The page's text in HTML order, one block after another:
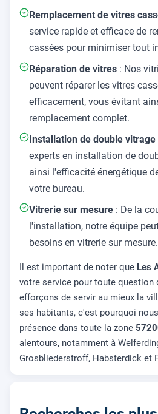
Remplacement de vitres
service rapide et efficace de
cassées pour minimiser tout
Réparation de vitres : Nos
peuvent réparer les vitres
efficacement, vous évitant
remplacement complet.
Installation de double vitrage
experts en installation de
ainsi l'efficacité énergétique
votre bureau.
Vitrerie sur mesure : De la
l'installation, notre équipe
besoins en vitrerie sur mesure.
Il est important de noter que Les
votre service pour toute question
efforçons de servir au mieux la
ses habitants, c'est pourquoi
présence dans toute la zone
alentours, notamment à
Grosbliederstroff, Habsterdick et